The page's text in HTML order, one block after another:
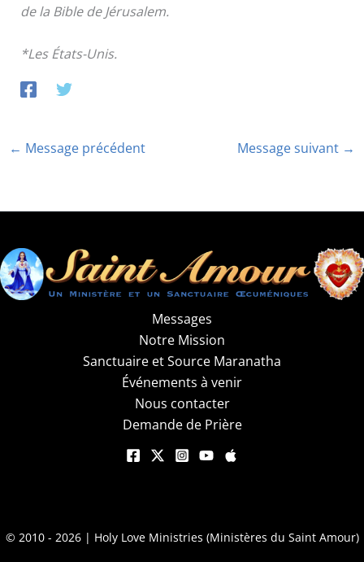
de la Bible de Jérusalem.
*Les États-Unis.
← Message précédent Message suivant →
Messages
Notre Mission
Sanctuaire et Source Maranatha
Événements à venir
Nous contacter
Demande de Prière
© 2010 - 2026 | Holy Love Ministries (Ministères du Saint Amour)